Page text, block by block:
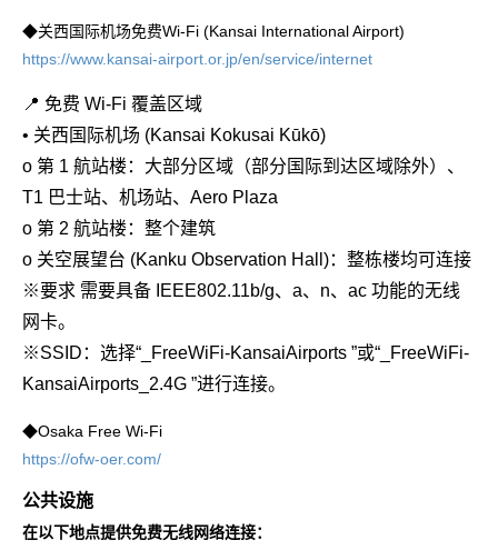
◆关西国际机场免费Wi-Fi (Kansai International Airport)
https://www.kansai-airport.or.jp/en/service/internet
📍 免费 Wi-Fi 覆盖区域
• 关西国际机场 (Kansai Kokusai Kūkō)
o 第 1 航站楼：大部分区域（部分国际到达区域除外）、
T1 巴士站、机场站、Aero Plaza
o 第 2 航站楼：整个建筑
o 关空展望台 (Kanku Observation Hall)：整栋楼均可连接
※要求 需要具备 IEEE802.11b/g、a、n、ac 功能的无线
网卡。
※SSID：选择“_FreeWiFi-KansaiAirports ”或“_FreeWiFi-
KansaiAirports_2.4G ”进行连接。
◆Osaka Free Wi-Fi
https://ofw-oer.com/
公共设施
在以下地点提供免费无线网络连接：